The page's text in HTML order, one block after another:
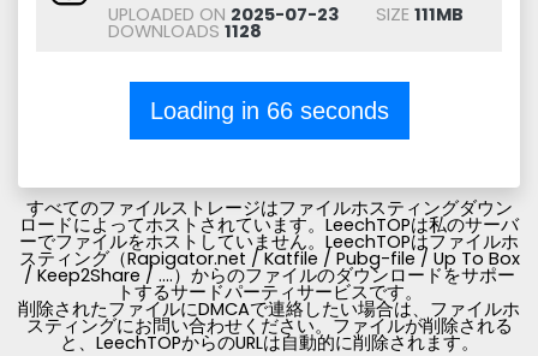
UPLOADED ON 2025-07-23 SIZE111MB
DOWNLOADS1128
Loading in 66seconds
すべてのファイルストレージはファイルホスティングダウン
ロードによってホストされています。LeechTOPは私のサーバ
ーでファイルをホストしていません。LeechTOPはファイルホ
スティング（Rapigator.net / Katfile / Pubg-file / Up To Box
/ Keep2Share / ....）からのファイルのダウンロードをサポー
トするサードパーティサービスです。
削除されたファイルにDMCAで連絡したい場合は、ファイルホ
スティングにお問い合わせください。ファイルが削除される
と、LeechTOPからのURLは自動的に削除されます。